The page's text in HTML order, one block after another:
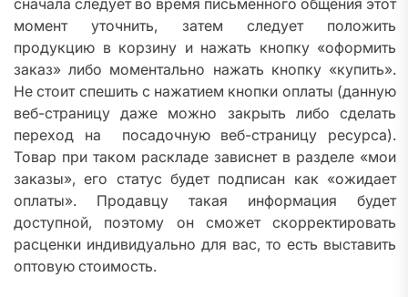
сначала следует во время письменного общения этот
момент уточнить, затем следует положить
продукцию в корзину и нажать кнопку «оформить
заказ» либо моментально нажать кнопку «купить».
Не стоит спешить с нажатием кнопки оплаты (данную
веб-страницу даже можно закрыть либо сделать
переход на посадочную веб-страницу ресурса).
Товар при таком раскладе зависнет в разделе «мои
заказы», его статус будет подписан как «ожидает
оплаты». Продавцу такая информация будет
доступной, поэтому он сможет скорректировать
расценки индивидуально для вас, то есть выставить
оптовую стоимость.